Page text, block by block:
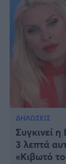
ΔΗΛΩΣΕΙΣ
Συγκινεί
3 λεπτά
«Κιβωτό